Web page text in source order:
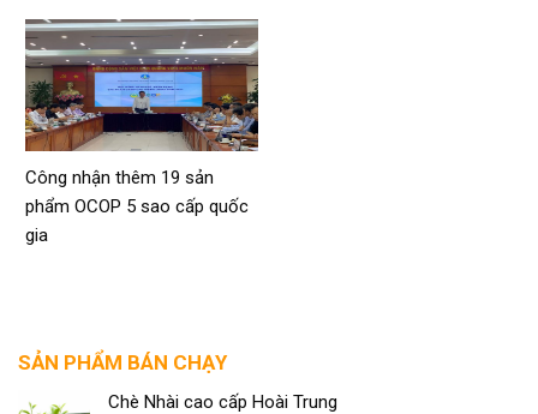
SẢN PHẨM BÁN CHẠY
Chè Nhài cao cấp Hoài Trung
Công nhận thêm 19 sản
phẩm OCOP 5 sao cấp quốc
gia